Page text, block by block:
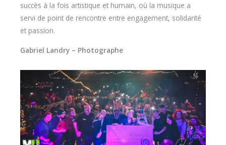
succès à la fois artistique et humain, où la musique a
servi de point de rencontre entre engagement, solidarité
et passion.
Gabriel Landry – Photographe